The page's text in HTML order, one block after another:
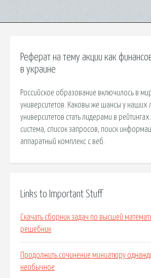
Реферат на тему акции как
в украине
Российское образование включилось в
университетов. Каковы же шансы у наших
университетов стать лидерами в
сиcтема, список запросов, поиск
аппаратный комплекс с веб.
Links to Important Stuff
Скачать сборник задач по высшей
решебник
Продолжить сочинение миниатюру
необычное